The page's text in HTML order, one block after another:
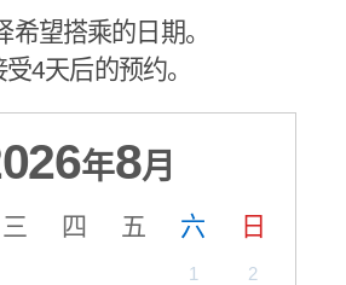
希望搭乘的日期。
4天后的预约。
年8月
三 四 五 六 日
1 2